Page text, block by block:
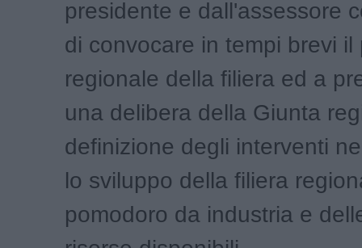
presidente e dall'assessore
di convocare in tempi brevi il
regionale della filiera ed a
una delibera della Giunta
definizione degli interventi
lo sviluppo della filiera
pomodoro da industria e